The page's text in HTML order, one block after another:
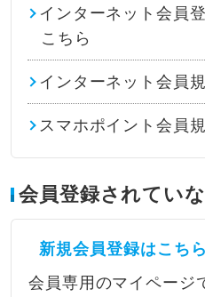
インターネット会員
こちら
インターネット会員
スマホポイント会員
会員登録されてい
新規会員登録はこち
会員専用のマイページ